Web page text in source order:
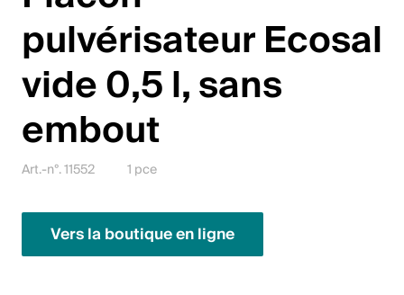
Italiano
English
Autriche
Deutsch
English
Allemagne
Deutsch
pulvérisateur Ecosal
vide 0,5 l, sans
embout
Art.-n°. 11552 1 pce
Vers la boutique en ligne